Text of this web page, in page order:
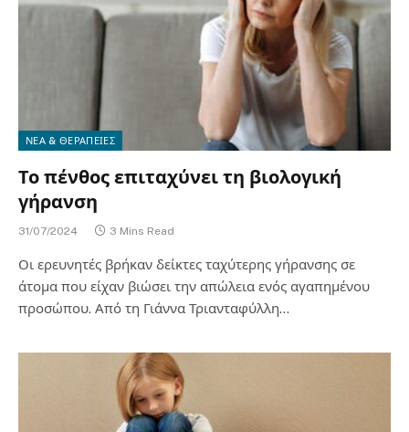
ΝΕΑ & ΘΕΡΑΠΕΙΕΣ
Το πένθος επιταχύνει τη βιολογική
γήρανση
31/07/2024 3 Mins Read
Οι ερευνητές βρήκαν δείκτες ταχύτερης γήρανσης σε
άτομα που είχαν βιώσει την απώλεια ενός αγαπημένου
προσώπου. Από τη Γιάννα Τριανταφύλλη…